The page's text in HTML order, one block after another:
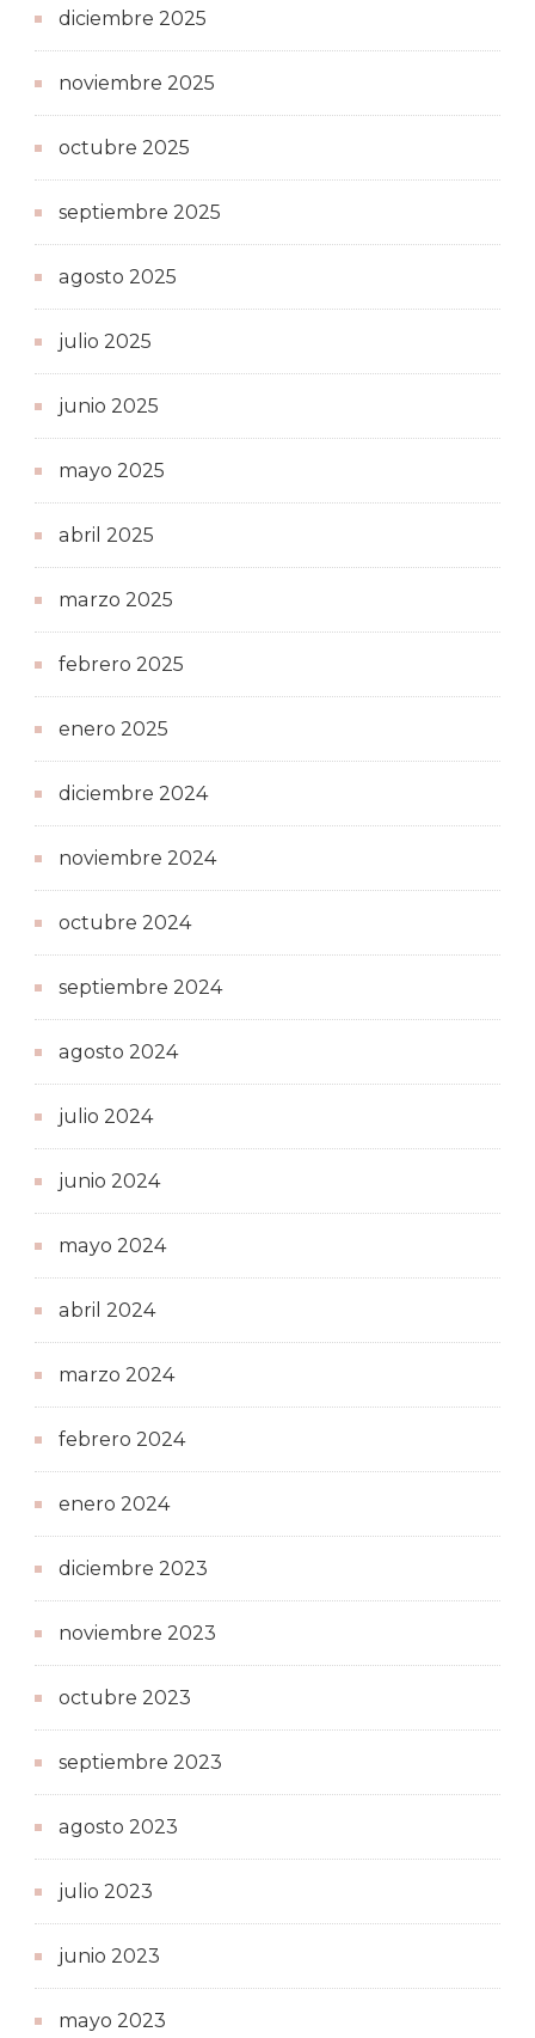
diciembre 2025
noviembre 2025
octubre 2025
septiembre 2025
agosto 2025
julio 2025
junio 2025
mayo 2025
abril 2025
marzo 2025
febrero 2025
enero 2025
diciembre 2024
noviembre 2024
octubre 2024
septiembre 2024
agosto 2024
julio 2024
junio 2024
mayo 2024
abril 2024
marzo 2024
febrero 2024
enero 2024
diciembre 2023
noviembre 2023
octubre 2023
septiembre 2023
agosto 2023
julio 2023
junio 2023
mayo 2023